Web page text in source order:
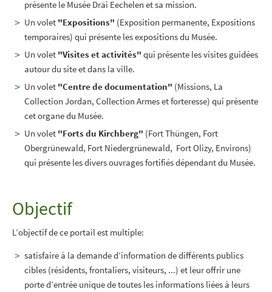
présente le Musée Dräi Eechelen et sa mission.
Un volet "Expositions" (Exposition permanente, Expositions
temporaires) qui présente les expositions du Musée.
Un volet "Visites et activités" qui présente les visites guidées
autour du site et dans la ville.
Un volet "Centre de documentation" (Missions, La
Collection Jordan, Collection Armes et forteresse) qui présente
cet organe du Musée.
Un volet "Forts du Kirchberg" (Fort Thüngen, Fort
Obergrünewald, Fort Niedergrünewald, Fort Olizy, Environs)
qui présente les divers ouvrages fortifiés dépendant du Musée.
Objectif
L’objectif de ce portail est multiple:
satisfaire à la demande d’information de différents publics
cibles (résidents, frontaliers, visiteurs, ...) et leur offrir une
porte d’entrée unique de toutes les informations liées à leurs